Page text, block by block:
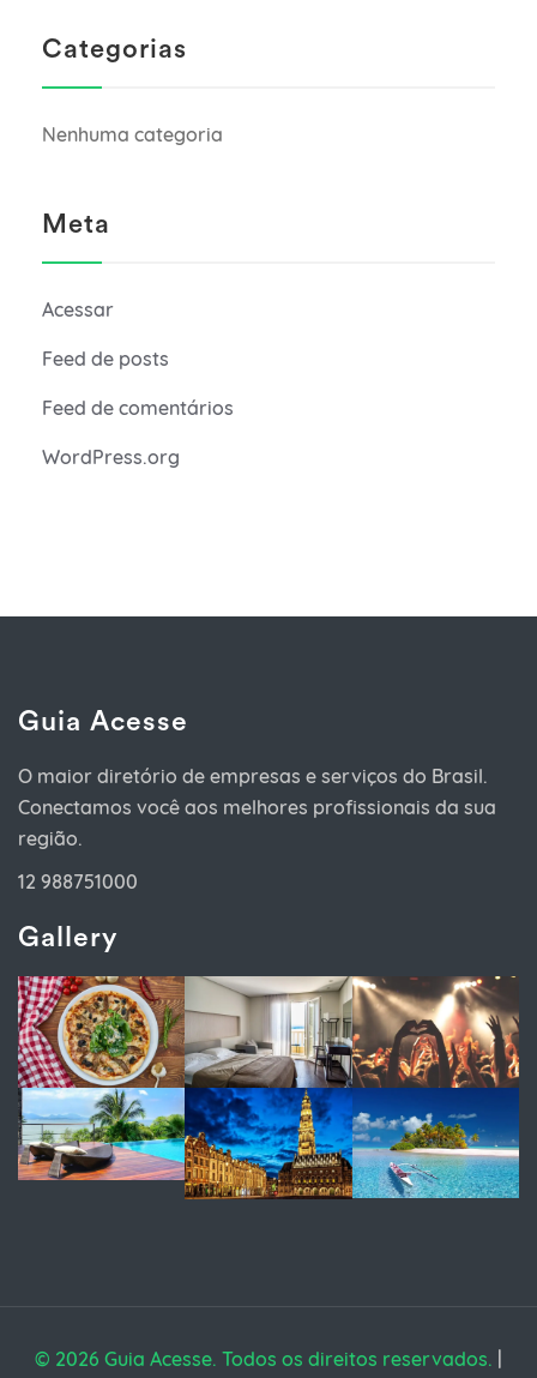
Categorias
Nenhuma categoria
Meta
Acessar
Feed de posts
Feed de comentários
WordPress.org
Guia Acesse
O maior diretório de empresas e serviços do Brasil.
Conectamos você aos melhores profissionais da sua
região.
12 988751000
Gallery
© 2026 Guia Acesse. Todos os direitos reservados. |